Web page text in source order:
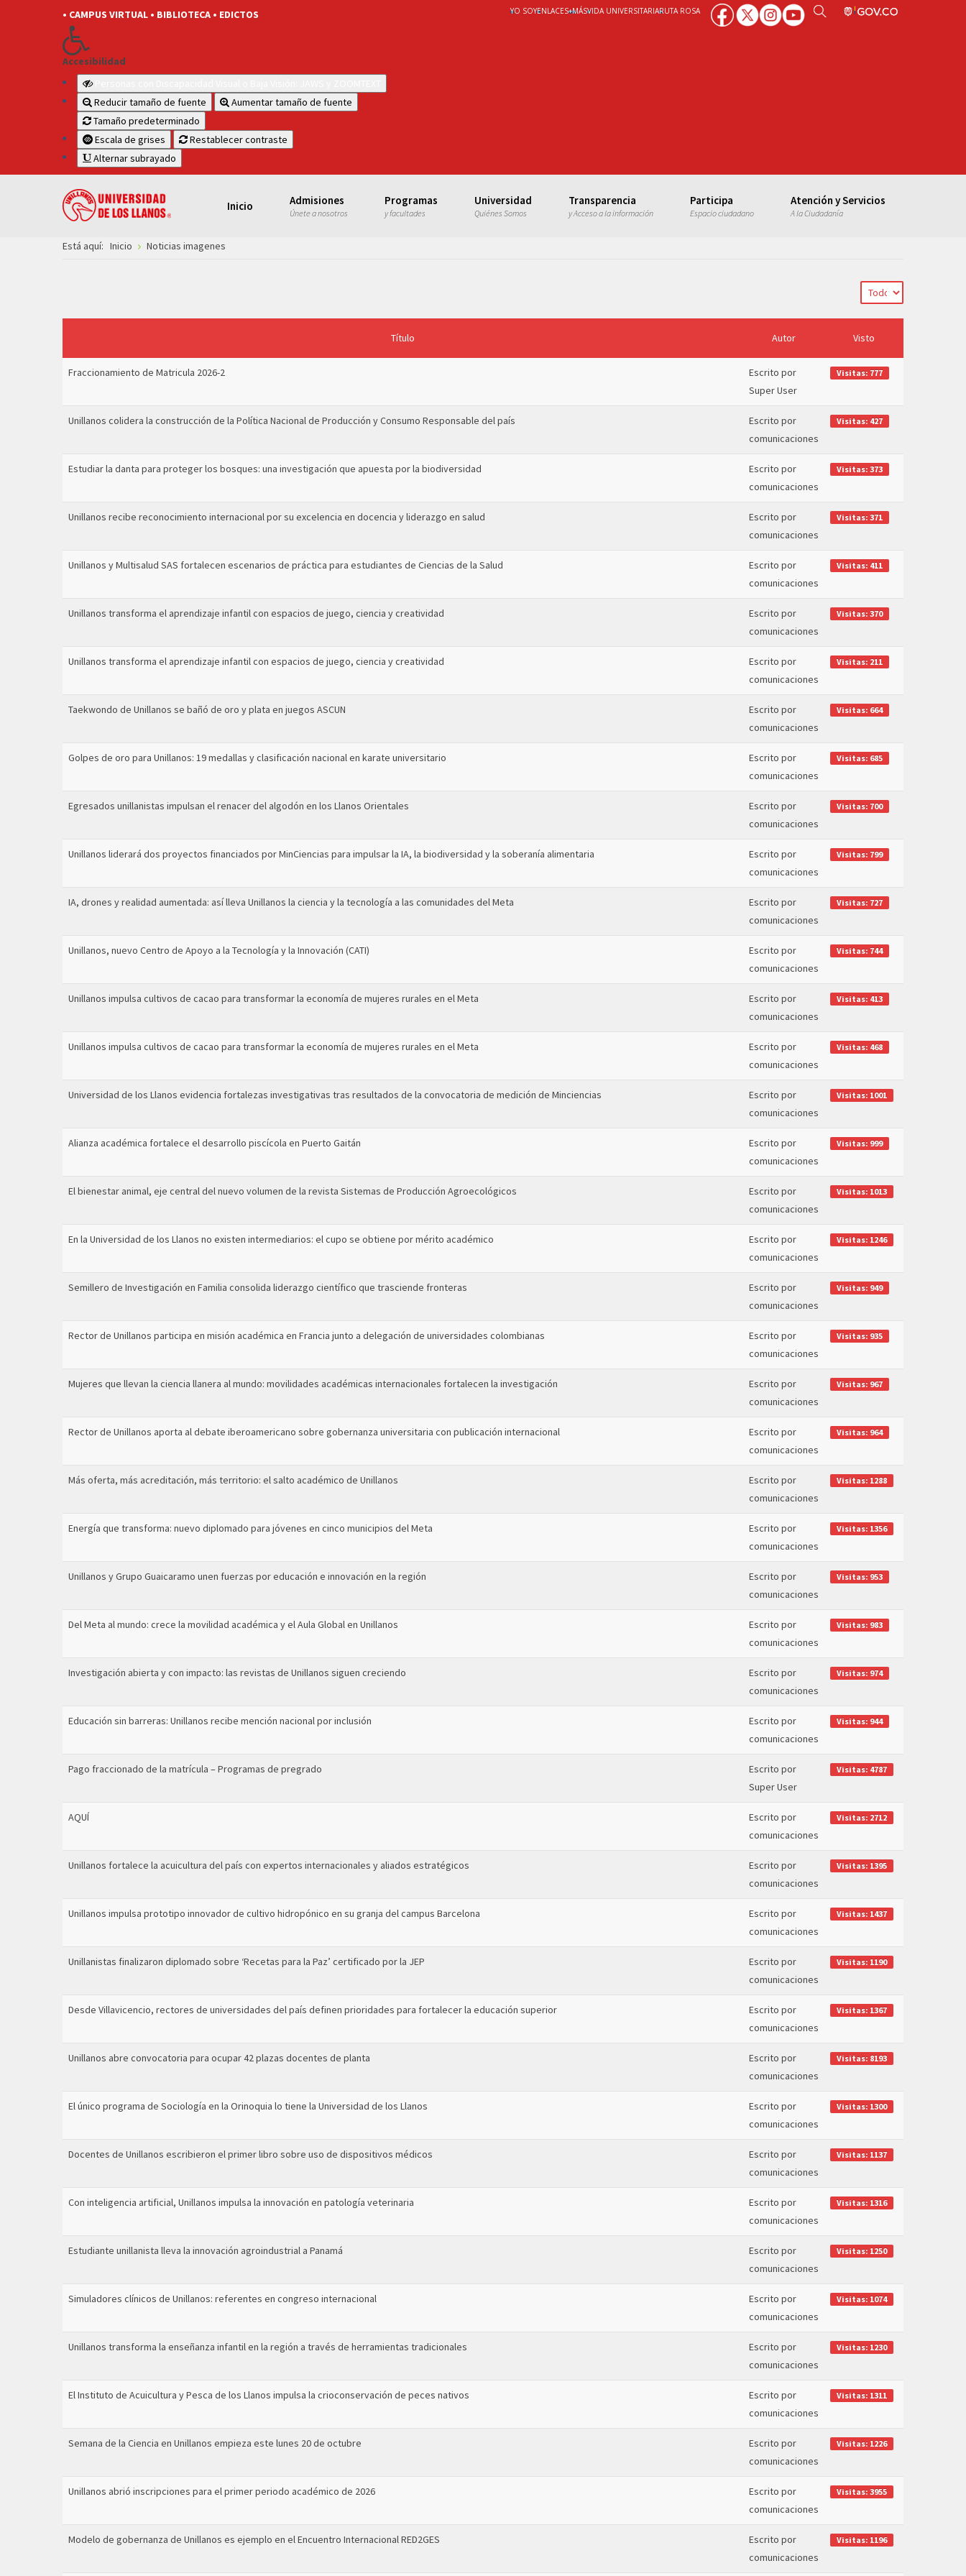
• CAMPUS VIRTUAL • BIBLIOTECA • EDICTOS
Accesibilidad
Reducir tamaño de fuente
Aumentar tamaño de fuente
Tamaño predeterminado
Escala de grises
Restablecer contraste
Alternar subrayado
YO SOYENLACES+MÁSVIDA UNIVERSITARIARUTA ROSA
Inicio Admisiones
Únete a nosotros
Programas
y facultades
Universidad
Quiénes Somos
Transparencia
y Acceso a la información
Participa
Espacio ciudadano
Atención y Servicios
A la Ciudadanía
Está aquí: Inicio Noticias imagenes
Título Autor Visto
Fraccionamiento de Matricula 2026-2
Escrito por
Super User
Visitas: 777
Unillanos colidera la construcción de la Política Nacional de Producción y Consumo Responsable del país
Escrito por
comunicaciones
Visitas: 427
Estudiar la danta para proteger los bosques: una investigación que apuesta por la biodiversidad
Escrito por
comunicaciones
Visitas: 373
Unillanos recibe reconocimiento internacional por su excelencia en docencia y liderazgo en salud
Escrito por
comunicaciones
Visitas: 371
Unillanos y Multisalud SAS fortalecen escenarios de práctica para estudiantes de Ciencias de la Salud
Escrito por
comunicaciones
Visitas: 411
Unillanos transforma el aprendizaje infantil con espacios de juego, ciencia y creatividad
Escrito por
comunicaciones
Visitas: 370
Unillanos transforma el aprendizaje infantil con espacios de juego, ciencia y creatividad
Escrito por
comunicaciones
Visitas: 211
Taekwondo de Unillanos se bañó de oro y plata en juegos ASCUN
Escrito por
comunicaciones
Visitas: 664
Golpes de oro para Unillanos: 19 medallas y clasificación nacional en karate universitario
Escrito por
comunicaciones
Visitas: 685
Egresados unillanistas impulsan el renacer del algodón en los Llanos Orientales
Escrito por
comunicaciones
Visitas: 700
Unillanos liderará dos proyectos financiados por MinCiencias para impulsar la IA, la biodiversidad y la soberanía alimentaria
Escrito por
comunicaciones
Visitas: 799
IA, drones y realidad aumentada: así lleva Unillanos la ciencia y la tecnología a las comunidades del Meta
Escrito por
comunicaciones
Visitas: 727
Unillanos, nuevo Centro de Apoyo a la Tecnología y la Innovación (CATI)
Escrito por
comunicaciones
Visitas: 744
Unillanos impulsa cultivos de cacao para transformar la economía de mujeres rurales en el Meta
Escrito por
comunicaciones
Visitas: 413
Unillanos impulsa cultivos de cacao para transformar la economía de mujeres rurales en el Meta
Escrito por
comunicaciones
Visitas: 468
Universidad de los Llanos evidencia fortalezas investigativas tras resultados de la convocatoria de medición de Minciencias
Escrito por
comunicaciones
Visitas: 1001
Alianza académica fortalece el desarrollo piscícola en Puerto Gaitán
Escrito por
comunicaciones
Visitas: 999
El bienestar animal, eje central del nuevo volumen de la revista Sistemas de Producción Agroecológicos
Escrito por
comunicaciones
Visitas: 1013
En la Universidad de los Llanos no existen intermediarios: el cupo se obtiene por mérito académico
Escrito por
comunicaciones
Visitas: 1246
Semillero de Investigación en Familia consolida liderazgo científico que trasciende fronteras
Escrito por
comunicaciones
Visitas: 949
Rector de Unillanos participa en misión académica en Francia junto a delegación de universidades colombianas
Escrito por
comunicaciones
Visitas: 935
Mujeres que llevan la ciencia llanera al mundo: movilidades académicas internacionales fortalecen la investigación
Escrito por
comunicaciones
Visitas: 967
Rector de Unillanos aporta al debate iberoamericano sobre gobernanza universitaria con publicación internacional
Escrito por
comunicaciones
Visitas: 964
Más oferta, más acreditación, más territorio: el salto académico de Unillanos
Escrito por
comunicaciones
Visitas: 1288
Energía que transforma: nuevo diplomado para jóvenes en cinco municipios del Meta
Escrito por
comunicaciones
Visitas: 1356
Unillanos y Grupo Guaicaramo unen fuerzas por educación e innovación en la región
Escrito por
comunicaciones
Visitas: 953
Del Meta al mundo: crece la movilidad académica y el Aula Global en Unillanos
Escrito por
comunicaciones
Visitas: 983
Investigación abierta y con impacto: las revistas de Unillanos siguen creciendo
Escrito por
comunicaciones
Visitas: 974
Educación sin barreras: Unillanos recibe mención nacional por inclusión
Escrito por
comunicaciones
Visitas: 944
Pago fraccionado de la matrícula – Programas de pregrado
Escrito por
Super User
Visitas: 4787
AQUÍ
Escrito por
comunicaciones
Visitas: 2712
Unillanos fortalece la acuicultura del país con expertos internacionales y aliados estratégicos
Escrito por
comunicaciones
Visitas: 1395
Unillanos impulsa prototipo innovador de cultivo hidropónico en su granja del campus Barcelona
Escrito por
comunicaciones
Visitas: 1437
Unillanistas finalizaron diplomado sobre ‘Recetas para la Paz’ certificado por la JEP
Escrito por
comunicaciones
Visitas: 1190
Desde Villavicencio, rectores de universidades del país definen prioridades para fortalecer la educación superior
Escrito por
comunicaciones
Visitas: 1367
Unillanos abre convocatoria para ocupar 42 plazas docentes de planta
Escrito por
comunicaciones
Visitas: 8193
El único programa de Sociología en la Orinoquia lo tiene la Universidad de los Llanos
Escrito por
comunicaciones
Visitas: 1300
Docentes de Unillanos escribieron el primer libro sobre uso de dispositivos médicos
Escrito por
comunicaciones
Visitas: 1137
Con inteligencia artificial, Unillanos impulsa la innovación en patología veterinaria
Escrito por
comunicaciones
Visitas: 1316
Estudiante unillanista lleva la innovación agroindustrial a Panamá
Escrito por
comunicaciones
Visitas: 1250
Simuladores clínicos de Unillanos: referentes en congreso internacional
Escrito por
comunicaciones
Visitas: 1074
Unillanos transforma la enseñanza infantil en la región a través de herramientas tradicionales
Escrito por
comunicaciones
Visitas: 1230
El Instituto de Acuicultura y Pesca de los Llanos impulsa la crioconservación de peces nativos
Escrito por
comunicaciones
Visitas: 1311
Semana de la Ciencia en Unillanos empieza este lunes 20 de octubre
Escrito por
comunicaciones
Visitas: 1226
Unillanos abrió inscripciones para el primer periodo académico de 2026
Escrito por
comunicaciones
Visitas: 3955
Modelo de gobernanza de Unillanos es ejemplo en el Encuentro Internacional RED2GES
Escrito por
comunicaciones
Visitas: 1196